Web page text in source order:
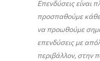
Επενδύσεις είναι
προσπαθούμε
να προωθούμε
επενδύσεις με
περιβάλλον, στην